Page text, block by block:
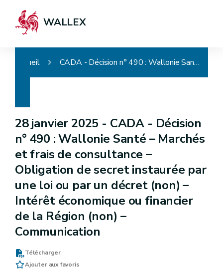
WALLEX
Accueil CADA - Décision n° 490 : Wallonie Santé – Marchés et frais de consultance – Obligation de secret instaurée par une loi ou par un décret (non) – Intérêt économique ou financier de la Région (non) – Communication
28 janvier 2025 - CADA - Décision
n° 490 : Wallonie Santé – Marchés
et frais de consultance –
Obligation de secret instaurée par
une loi ou par un décret (non) –
Intérêt économique ou financier
de la Région (non) –
Communication
Télécharger
Ajouter aux favoris